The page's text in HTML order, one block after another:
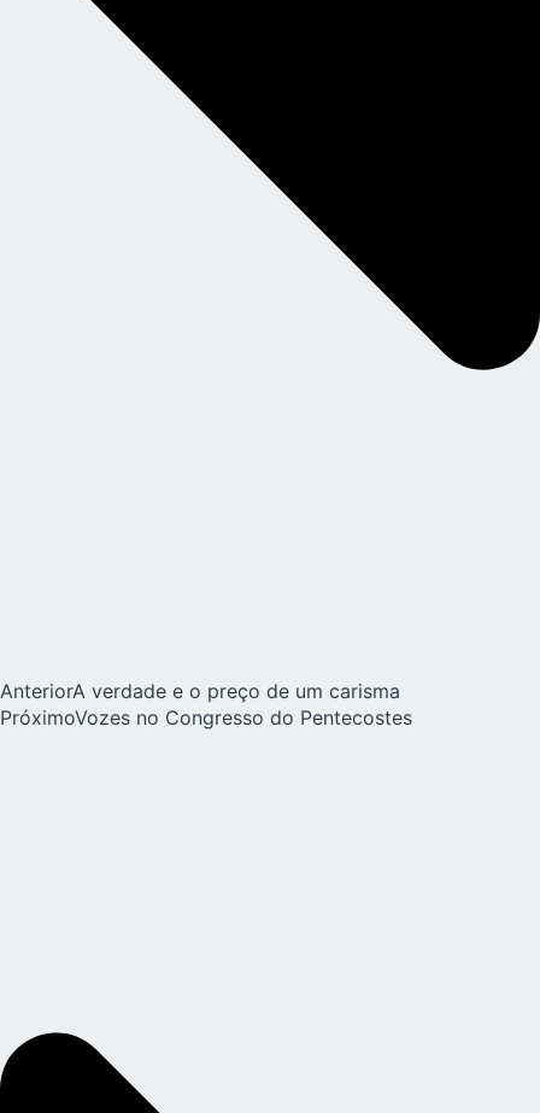
AnteriorA verdade e o preço de um carisma
PróximoVozes no Congresso do Pentecostes